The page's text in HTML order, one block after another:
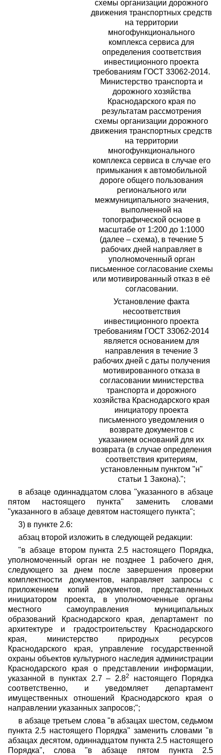
схемы организации дорожного
движения транспортных средств
на территории
многофункционального
комплекса сервиса для
определения соответствия
инвестиционного проекта
требованиям ГОСТ 33062-2014.
Министерство транспорта и
дорожного хозяйства
Краснодарского края по
результатам рассмотрения
схемы организации дорожного
движения транспортных средств
на территории
многофункционального
комплекса сервиса в случае его
примыкания к автомобильной
дороге общего пользования
регионального или
межмуниципального значения,
выполненной на
топографической основе в
масштабе от 1:200 до 1:1000
(далее – схема), в течение 5
рабочих дней направляет в
уполномоченный орган
письменное согласование схемы
или мотивированный отказ в её
согласовании.
Установление факта
несоответствия
инвестиционного проекта
требованиям ГОСТ 33062-2014
является основанием для
направления в течение 3
рабочих дней с даты получения
мотивированного отказа в
согласовании министерства
транспорта и дорожного
хозяйства Краснодарского края
инициатору проекта
письменного уведомления о
возврате документов с
указанием оснований для их
возврата (в случае определения
соответствия критериям,
установленным пунктом "н"
статьи 1 Закона).";
в абзаце одиннадцатом слова "указанного в абзаце
пятом настоящего пункта" заменить словами
"указанного в абзаце девятом настоящего пункта";
3) в пункте 2.6:
абзац второй изложить в следующей редакции:
"в абзаце втором пункта 2.5 настоящего Порядка,
уполномоченный орган не позднее 1 рабочего дня,
следующего за днем после завершения проверки
комплектности документов, направляет запросы с
приложением копий документов, представленных
инициатором проекта, в уполномоченные органы
местного самоуправления муниципальных
образований Краснодарского края, департамент по
архитектуре и градостроительству Краснодарского
края, министерство природных ресурсов
Краснодарского края, управление государственной
охраны объектов культурного наследия администрации
Краснодарского края о представлении информации,
указанной в пунктах 2.7 – 2.82
настоящего Порядка
соответственно, и уведомляет департамент
имущественных отношений Краснодарского края о
направлении указанных запросов;";
в абзаце третьем слова "в абзацах шестом, седьмом
пункта 2.5 настоящего Порядка" заменить словами "в
абзацах десятом, одиннадцатом пункта 2.5 настоящего
Порядка", слова "в абзаце пятом пункта 2.5